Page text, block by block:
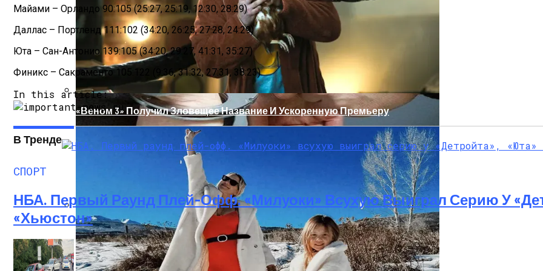
В Николаеве Во Время Задержания Умер 29-Летний Мужчина
«Веном 3» Получил Зловещее Название И Ускоренную Премьеру
Майами – Орландо 90:105 (25:27, 25:19, 12:30, 28:29)
Даллас – Портленд 111:102 (34:20, 26:25, 27:28, 24:29)
Юта – Сан-Антонио 139:105 (34:20, 29:27, 41:31, 35:27)
Финикс – Сакраменто 105:122 (9:36, 31:32, 27:31, 38:23)
In this article:
В Тренде
СПОРТ
НБА. Первый Раунд Плей-Офф. «Милуоки» Всухую Выиграл Серию У
«Хьюстон»